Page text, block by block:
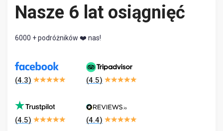
Nasze 6 lat osiągnięć
6000 + podróżników ❤️ nas!
(4.3) (4.5)
(4.5) (4.4)